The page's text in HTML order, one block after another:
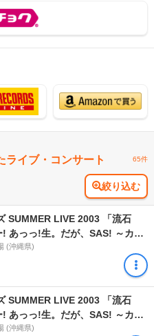
ライブ・コンサート 65件
絞り込む
SUMMER LIVE 2003 「流石
あっっ!生。だが、SAS! ～カー
～」
(沖縄県)
SUMMER LIVE 2003 「流石
あっっ!生。だが、SAS! ～カー
～」
(沖縄県)